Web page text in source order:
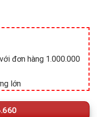
đơn hàng 1.000.000
lớn